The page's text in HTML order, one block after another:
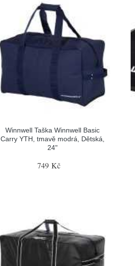
Winnwell Taška Winnwell Basic
Carry YTH, tmavě modrá, Dětská,
24"
749 Kč